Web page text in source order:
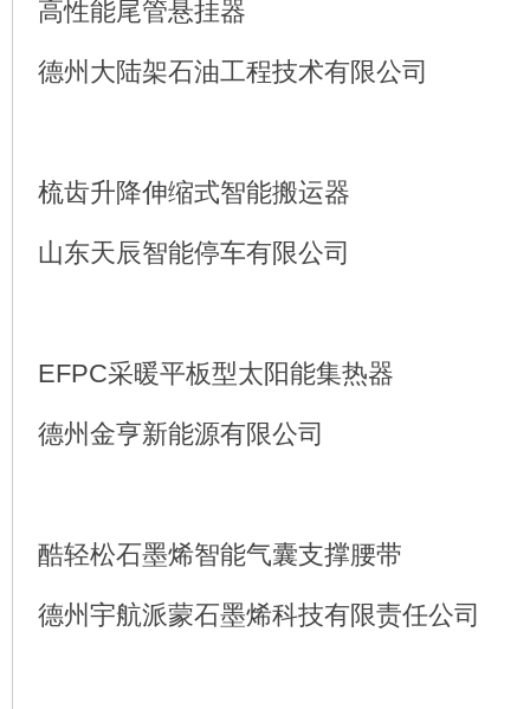
高性能尾管悬挂器
德州大陆架石油工程技术有限公司
梳齿升降伸缩式智能搬运器
山东天辰智能停车有限公司
EFPC采暖平板型太阳能集热器
德州金亨新能源有限公司
酷轻松石墨烯智能气囊支撑腰带
德州宇航派蒙石墨烯科技有限责任公司